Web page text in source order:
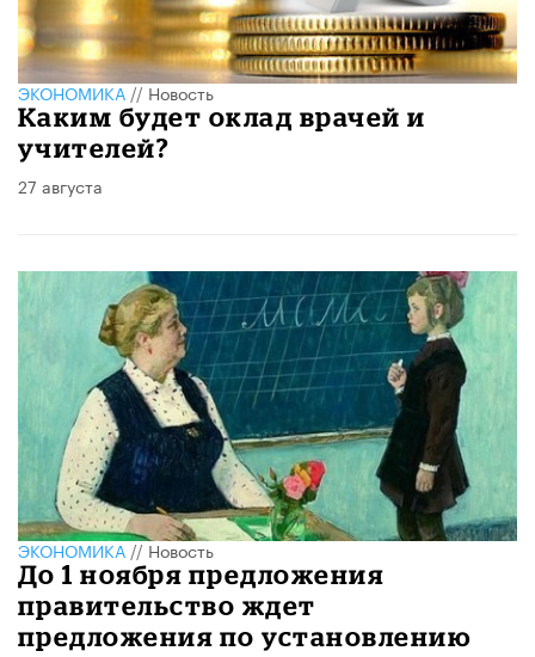
ЭКОНОМИКА//Новость
Каким будет оклад врачей и
учителей?
27 августа
ЭКОНОМИКА//Новость
До 1 ноября предложения
правительство ждет
предложения по установлению